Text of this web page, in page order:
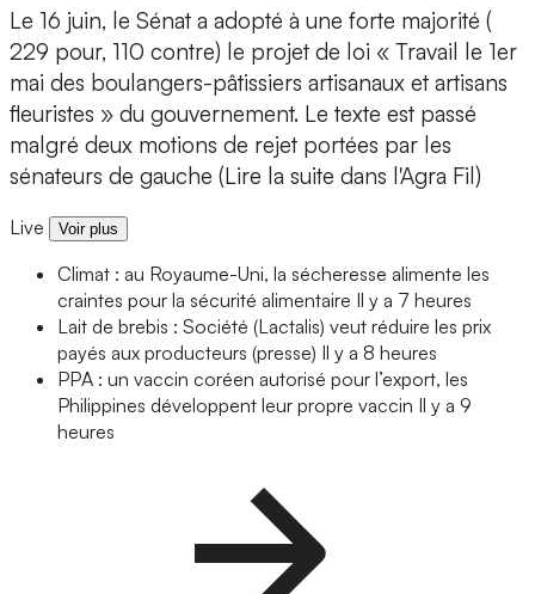
Le 16 juin, le Sénat a adopté à une forte majorité (
229 pour, 110 contre) le projet de loi « Travail le 1er
mai des boulangers-pâtissiers artisanaux et artisans
fleuristes » du gouvernement. Le texte est passé
malgré deux motions de rejet portées par les
sénateurs de gauche (Lire la suite dans l'Agra Fil)
Live Voir plus
Climat : au Royaume-Uni, la sécheresse alimente les
craintes pour la sécurité alimentaire Il y a 7 heures
Lait de brebis : Société (Lactalis) veut réduire les prix
payés aux producteurs (presse) Il y a 8 heures
PPA : un vaccin coréen autorisé pour l’export, les
Philippines développent leur propre vaccin Il y a 9
heures